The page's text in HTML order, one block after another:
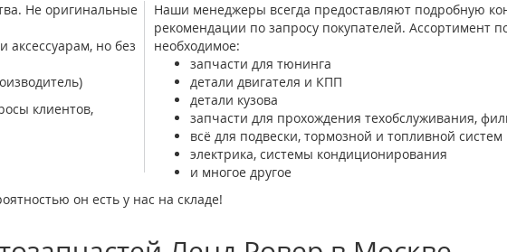
Не оригинальные
но без
клиентов,
Наши менеджеры всегда предоставляют подробную
рекомендации по запросу покупателей. Ассортимент
необходимое:
запчасти для тюнинга
детали двигателя и КПП
детали кузова
запчасти для прохождения техобслуживания,
всё для подвески, тормозной и топливной систем
электрика, системы кондиционирования
и многое другое
он есть у нас на складе!